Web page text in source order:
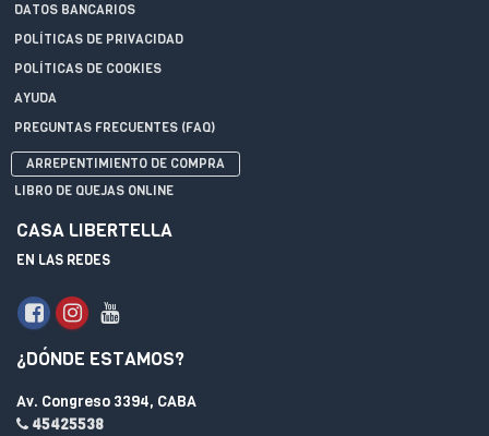
DATOS BANCARIOS
POLÍTICAS DE PRIVACIDAD
POLÍTICAS DE COOKIES
AYUDA
PREGUNTAS FRECUENTES (FAQ)
ARREPENTIMIENTO DE COMPRA
LIBRO DE QUEJAS ONLINE
CASA LIBERTELLA
EN LAS REDES
¿DÓNDE ESTAMOS?
Av. Congreso 3394, CABA
45425538